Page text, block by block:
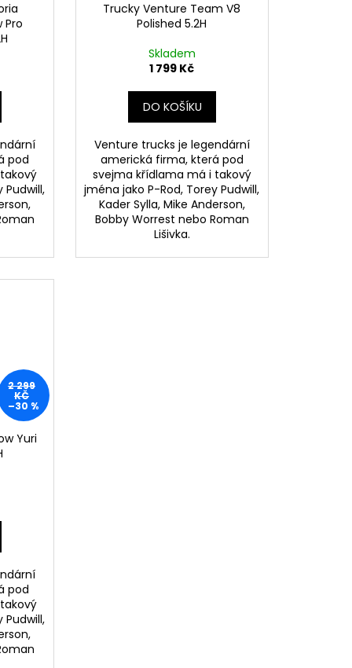
Pro
pod
Pudwill,
Trucky Venture Team V8
Polished 5.2H
Skladem
1 799 Kč
DO KOŠÍKU
Venture trucks je legendární
americká firma, která pod
svejma křídlama má i takový
jména jako P-Rod, Torey Pudwill,
Kader Sylla, Mike Anderson,
Bobby Worrest nebo Roman
Lišivka.
2 299
KČ
–30 %
Yuri
pod
Pudwill,